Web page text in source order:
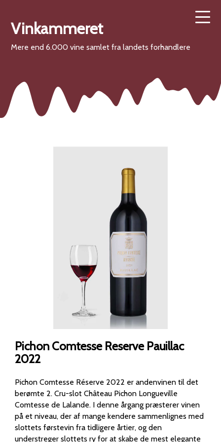
Vinkammeret
Mere end 6.000 vine samlet fra landets forhandlere
Pichon Comtesse Reserve Pauillac
2022
Pichon Comtesse Réserve 2022 er andenvinen til det
berømte 2. Cru-slot Château Pichon Longueville
Comtesse de Lalande. I denne årgang præsterer vinen
på et niveau, der af mange kendere sammenlignes med
slottets førstevin fra tidligere årtier, og den
understreger slottets ry for at skabe de mest elegante